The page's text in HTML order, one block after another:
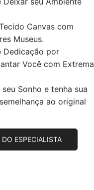
Canvas com
Museus.
Dedicação por
Você com Extrema
Sonho e tenha sua
ao original
ESPECIALISTA